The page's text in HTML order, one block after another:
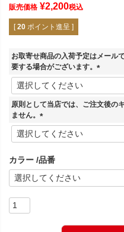
販売価格 ¥2,200税込
[ 20 ポイント進呈 ]
お取寄せ商品の入荷予定はメール
要する場合がございます。
(
須
原則として当店では、ご注文後の
ません。
(
必
)
カラー 品番